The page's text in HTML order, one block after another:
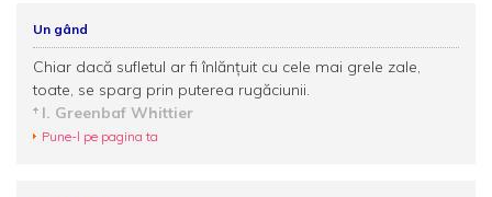
Un gând
Chiar dacă sufletul ar fi înlănţuit cu cele mai grele zale,
toate, se sparg prin puterea rugăciunii.
I. Greenbaf Whittier
Pune-l pe pagina ta